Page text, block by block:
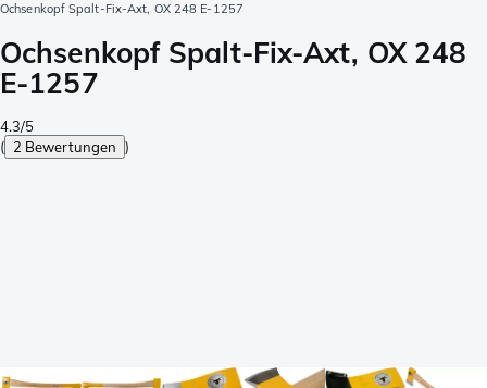
Ochsenkopf Spalt-Fix-Axt, OX 248 E-1257
Ochsenkopf Spalt-Fix-Axt, OX 248
E-1257
4.3/5
( 2 Bewertungen )